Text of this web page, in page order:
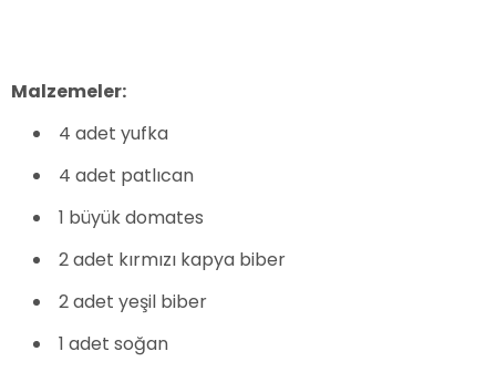
Malzemeler:
4 adet yufka
4 adet patlıcan
1 büyük domates
2 adet kırmızı kapya biber
2 adet yeşil biber
1 adet soğan